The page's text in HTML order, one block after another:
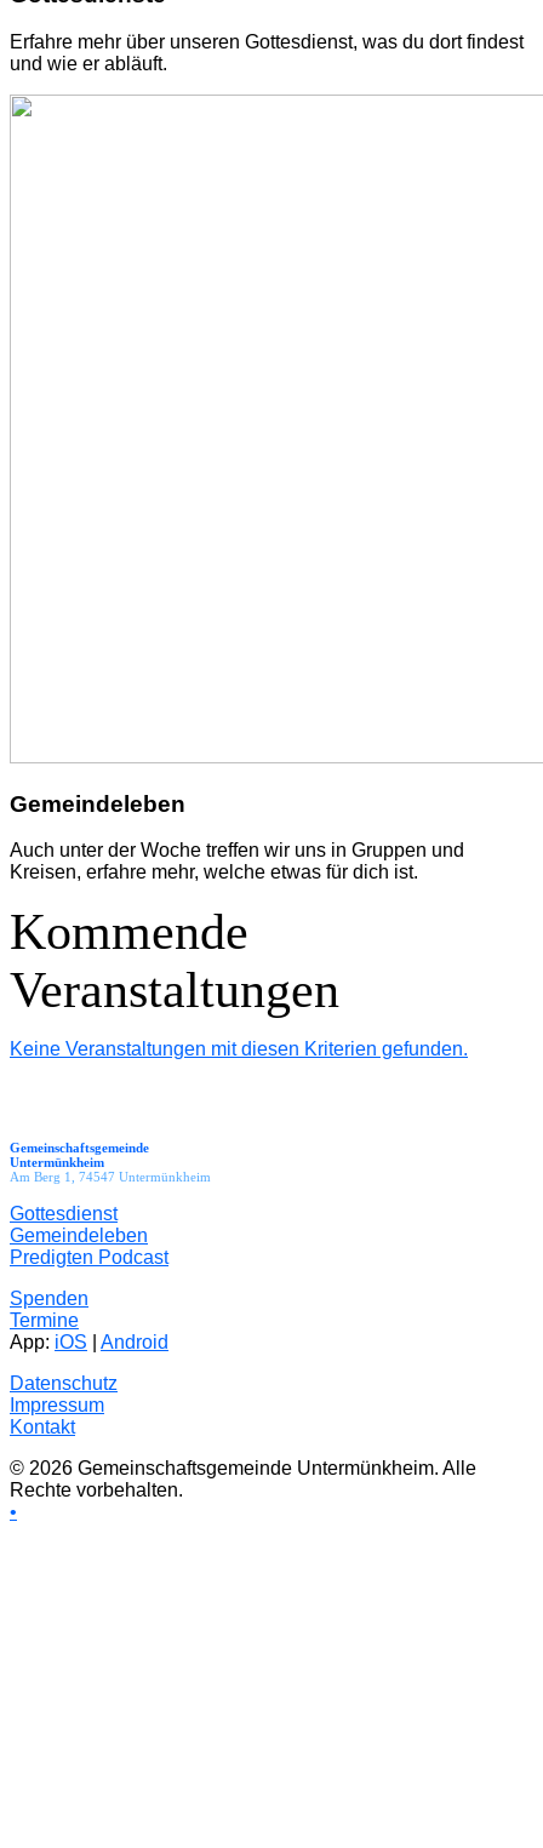
Erfahre mehr über unseren Gottesdienst, was du dort findest
und wie er abläuft.
Gemeindeleben
Auch unter der Woche treffen wir uns in Gruppen und
Kreisen, erfahre mehr, welche etwas für dich ist.
Kommende
Veranstaltungen
Keine Veranstaltungen mit diesen Kriterien gefunden.
Gemeinschaftsgemeinde
Untermünkheim
Am Berg 1, 74547 Untermünkheim
Gottesdienst
Gemeindeleben
Predigten Podcast
Spenden
Termine
App: iOS
Android
Datenschutz
Impressum
Kontakt
© 2026 Gemeinschaftsgemeinde Untermünkheim. Alle
Rechte vorbehalten.
•